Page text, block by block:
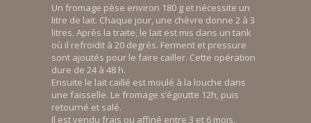
Un fromage pèse environ 180 g et nécessite un
litre de lait. Chaque jour, une chèvre donne 2 à 3
litres. Après la traite, le lait est mis dans un tank
où il refroidit à 20 degrés. Ferment et pressure
sont ajoutés pour le faire cailler. Cette opération
dure de 24 à 48 h.
Ensuite le lait caillé est moulé à la louche dans
une faisselle. Le fromage s’égoutte 12h, puis
retourné et salé.
Il est vendu frais ou affiné entre 3 et 6 mois.